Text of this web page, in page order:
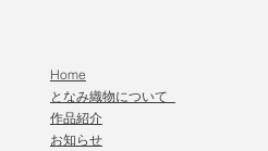
Home
となみ織物について
作品紹介
​お知らせ